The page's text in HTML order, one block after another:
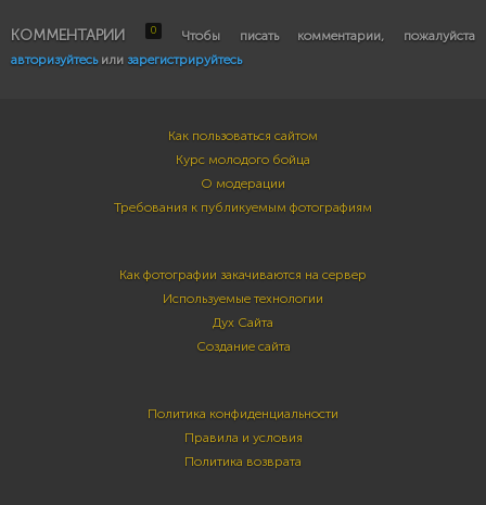
КОММЕНТАРИИ 0
Чтобы писать комментарии, пожалуйста
авторизуйтесьили зарегистрируйтесь
Как пользоваться сайтом
Курс молодого бойца
О модерации
Требования к публикуемым фотографиям
Как фотографии закачиваются на сервер
Используемые технологии
Дух Сайта
Создание сайта
Политика конфиденциальности
Правила и условия
Политика возврата